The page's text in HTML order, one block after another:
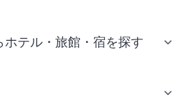
テル・旅館・宿を探す